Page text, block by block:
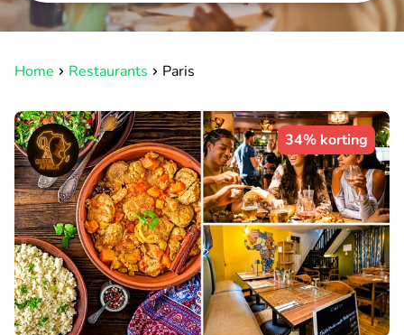
Home Restaurants Paris
34% korting